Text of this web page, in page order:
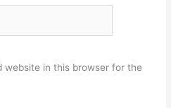
website in this browser for the